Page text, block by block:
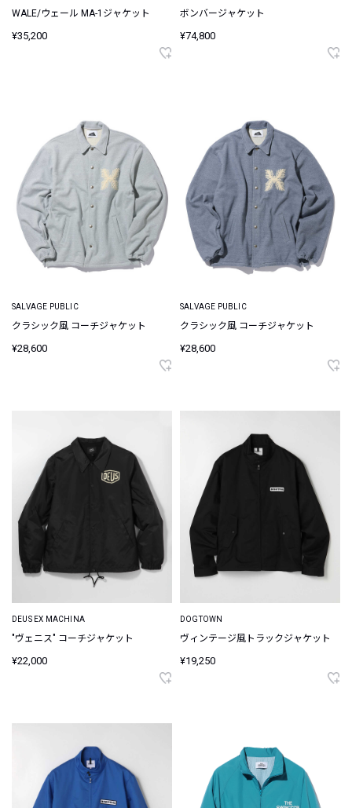
WALE/ウェール MA-1ジャケット
¥35,200
ボンバージャケット
¥74,800
SALVAGE PUBLIC
クラシック風 コーチジャケット
¥28,600
SALVAGE PUBLIC
クラシック風 コーチジャケット
¥28,600
DEUS EX MACHINA
"ヴェニス" コーチジャケット
¥22,000
DOGTOWN
ヴィンテージ風トラックジャケット
¥19,250